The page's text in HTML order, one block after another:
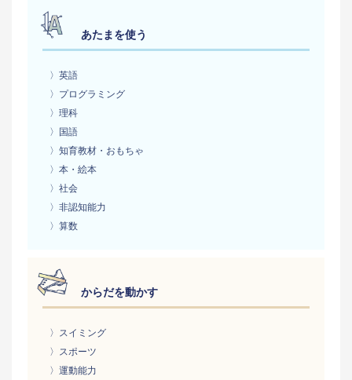
あたまを使う
〉英語
〉プログラミング
〉理科
〉国語
〉知育教材・おもちゃ
〉本・絵本
〉社会
〉非認知能力
〉算数
からだを動かす
〉スイミング
〉スポーツ
〉運動能力